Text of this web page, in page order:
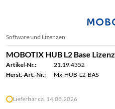
Software und Lizenzen
MOBOTIX HUB L2 Base Lizenz
Artikel-Nr.:
21.19.4352
Herst.-Art.-Nr.:
Mx-HUB-L2-BAS
Lieferbar ca. 14.08.2026